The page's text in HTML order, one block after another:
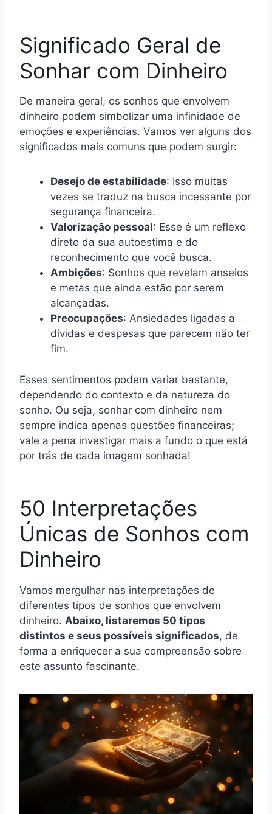
Significado Geral de
Sonhar com Dinheiro
De maneira geral, os sonhos que envolvem
dinheiro podem simbolizar uma infinidade de
emoções e experiências. Vamos ver alguns dos
significados mais comuns que podem surgir:
Desejo de estabilidade: Isso muitas
vezes se traduz na busca incessante por
segurança financeira.
Valorização pessoal: Esse é um reflexo
direto da sua autoestima e do
reconhecimento que você busca.
Ambições: Sonhos que revelam anseios
e metas que ainda estão por serem
alcançadas.
Preocupações: Ansiedades ligadas a
dívidas e despesas que parecem não ter
fim.
Esses sentimentos podem variar bastante,
dependendo do contexto e da natureza do
sonho. Ou seja, sonhar com dinheiro nem
sempre indica apenas questões financeiras;
vale a pena investigar mais a fundo o que está
por trás de cada imagem sonhada!
50 Interpretações
Únicas de Sonhos com
Dinheiro
Vamos mergulhar nas interpretações de
diferentes tipos de sonhos que envolvem
dinheiro. Abaixo, listaremos 50 tipos
distintos e seus possíveis significados, de
forma a enriquecer a sua compreensão sobre
este assunto fascinante.